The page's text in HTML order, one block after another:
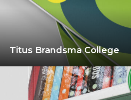
Titus Brandsma College